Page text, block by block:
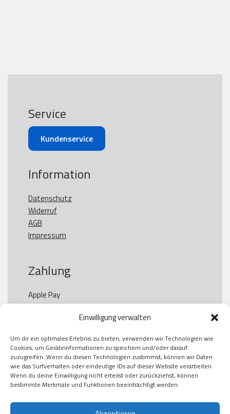
Einwilligung verwalten
Um dir ein optimales Erlebnis zu bieten, verwenden wir Technologien wie
Cookies, um Geräteinformationen zu speichern und/oder darauf
zuzugreifen. Wenn du diesen Technologien zustimmst, können wir Daten
wie das Surfverhalten oder eindeutige IDs auf dieser Website verarbeiten.
Wenn du deine Einwilligung nicht erteilst oder zurückziehst, können
bestimmte Merkmale und Funktionen beeinträchtigt werden.
Service
Kundenservice
Information
Datenschutz
Widerruf
AGB
Impressum
Zahlung
Apple Pay
Paypal
Kauf auf Rechung
Klarna
American Express